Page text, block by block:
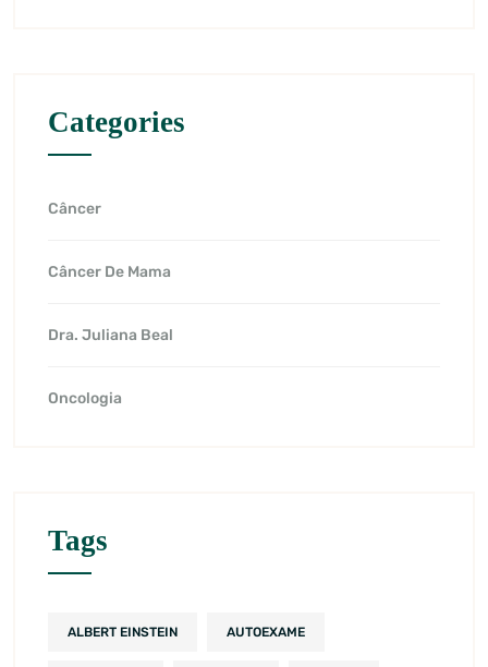
Categories
Câncer
Câncer De Mama
Dra. Juliana Beal
Oncologia
Tags
ALBERT EINSTEIN AUTOEXAME